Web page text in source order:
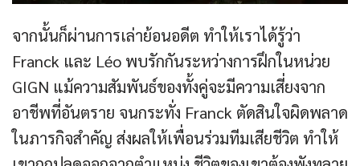
จากนั้นก็ผ่านการเล่าย้อนอดีต ทำให้เราได้รู้ว่า
Franck และ Léo พบรักกันระหว่างการฝึกในหน่วย
GIGN แม้ความสัมพันธ์ของทั้งคู่จะมีความเสี่ยงจาก
อาชีพที่อันตราย จนกระทั่ง Franck ตัดสินใจผิดพลาด
ในภารกิจสำคัญ ส่งผลให้เพื่อนร่วมทีมเสียชีวิต ทำให้